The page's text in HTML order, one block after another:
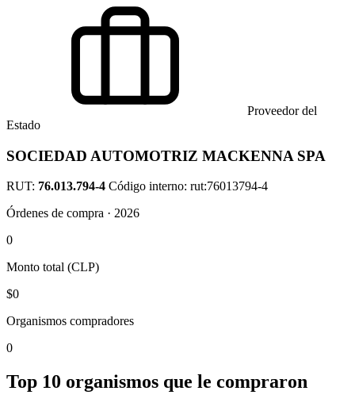
Proveedor del
Estado
SOCIEDAD AUTOMOTRIZ MACKENNA SPA
RUT: 76.013.794-4 Código interno: rut:76013794-4
Órdenes de compra · 2026
0
Monto total (CLP)
$0
Organismos compradores
0
Top 10 organismos que le compraron